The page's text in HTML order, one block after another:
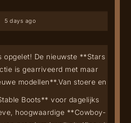
5 days ago
opgelet! De nieuwste **Stars
is gearriveerd met maar
modellen**.Van stoere en
Boots** voor dagelijks
hoogwaardige **Cowboy-